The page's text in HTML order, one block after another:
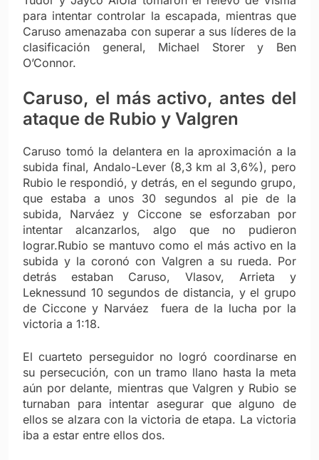
para intentar controlar la escapada, mientras que
Caruso amenazaba con superar a sus líderes de la
clasificación general, Michael Storer y Ben
O’Connor.
Caruso, el más activo, antes del
ataque de Rubio y Valgren
Caruso tomó la delantera en la aproximación a la
subida final, Andalo-Lever (8,3 km al 3,6%), pero
Rubio le respondió, y detrás, en el segundo grupo,
que estaba a unos 30 segundos al pie de la
subida, Narváez y Ciccone se esforzaban por
intentar alcanzarlos, algo que no pudieron
lograr.Rubio se mantuvo como el más activo en la
subida y la coronó con Valgren a su rueda. Por
detrás estaban Caruso, Vlasov, Arrieta y
Leknessund 10 segundos de distancia, y el grupo
de Ciccone y Narváez fuera de la lucha por la
victoria a 1:18.
El cuarteto perseguidor no logró coordinarse en
su persecución, con un tramo llano hasta la meta
aún por delante, mientras que Valgren y Rubio se
turnaban para intentar asegurar que alguno de
ellos se alzara con la victoria de etapa. La victoria
iba a estar entre ellos dos.